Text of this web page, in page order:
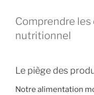
Comprendre
nutritionnel
Le piège des
Notre alimentation